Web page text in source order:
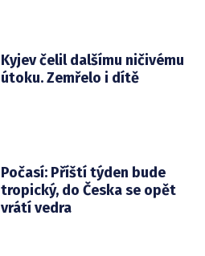
Kyjev čelil dalšímu ničivému
útoku. Zemřelo i dítě
Počasí: Příští týden bude
tropický, do Česka se opět
vrátí vedra